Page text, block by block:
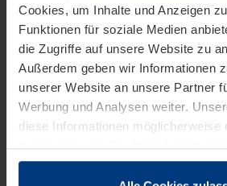
Cookies, um Inhalte und Anzeigen
Funktionen für soziale Medien
die Zugriffe auf unsere Website zu
Außerdem geben wir Informationen
unserer Website an unsere Partner
Werbung und Analysen weiter.
diese Informationen möglicherweise
zusammen, die Sie ihnen
sie im Rahmen Ihrer Nutzung der